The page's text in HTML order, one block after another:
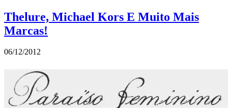
Thelure, Michael Kors E Muito Mais
Marcas!
06/12/2012